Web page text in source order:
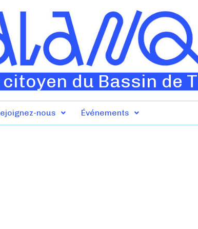
du Bassin de
nous Événements